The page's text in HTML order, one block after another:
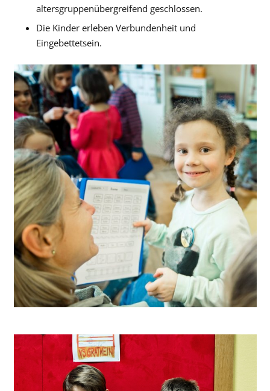
altersgruppenübergreifend geschlossen.
Die Kinder erleben Verbundenheit und
Eingebettetsein.